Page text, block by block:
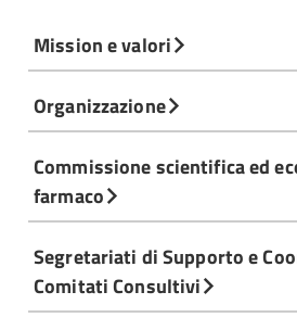
Mission e valori
Organizzazione
Commissione scientifica ed
farmaco
Segretariati di Supporto e
Comitati Consultivi